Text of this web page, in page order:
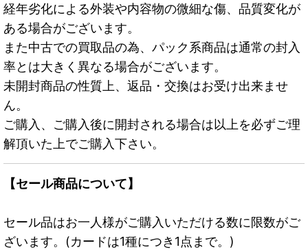
経年劣化による外装や内容物の微細な傷、品質変化が
ある場合がございます。
また中古での買取品の為、パック系商品は通常の封入
率とは大きく異なる場合がございます。
未開封商品の性質上、返品・交換はお受け出来ませ
ん。
ご購入、ご購入後に開封される場合は以上を必ずご理
解頂いた上でご購入下さい。
【セール商品について】
セール品はお一人様がご購入いただける数に限数がご
ざいます。(カードは1種につき1点まで。)